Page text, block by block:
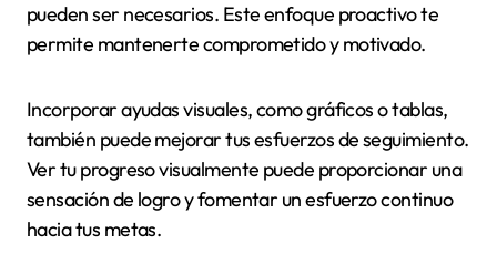
pueden ser necesarios. Este enfoque proactivo te
permite mantenerte comprometido y motivado.
Incorporar ayudas visuales, como gráficos o tablas,
también puede mejorar tus esfuerzos de seguimiento.
Ver tu progreso visualmente puede proporcionar una
sensación de logro y fomentar un esfuerzo continuo
hacia tus metas.